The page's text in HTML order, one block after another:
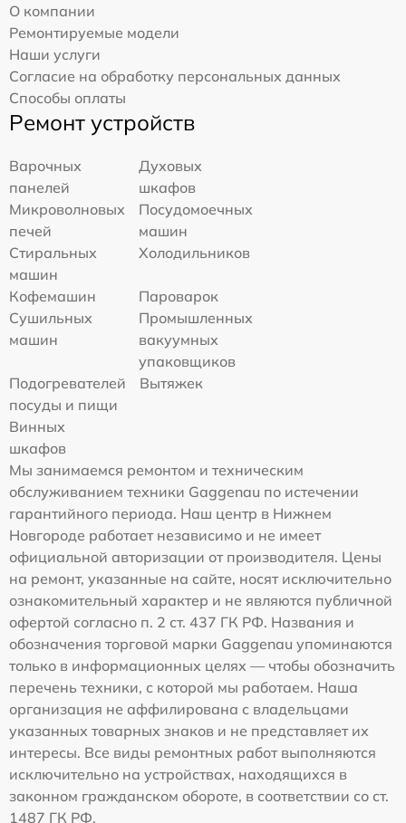
О компании
Ремонтируемые модели
Наши услуги
Согласие на обработку персональных данных
Способы оплаты
Ремонт устройств
Варочных
панелей
Духовых
шкафов
Микроволновых
печей
Посудомоечных
машин
Стиральных
машин
Холодильников
Кофемашин
Пароварок
Сушильных
машин
Промышленных
вакуумных
упаковщиков
Подогревателей
посуды и пищи
Вытяжек
Винных
шкафов
Мы занимаемся ремонтом и техническим
обслуживанием техники Gaggenau по истечении
гарантийного периода. Наш центр в Нижнем
Новгороде работает независимо и не имеет
официальной авторизации от производителя. Цены
на ремонт, указанные на сайте, носят исключительно
ознакомительный характер и не являются публичной
офертой согласно п. 2 ст. 437 ГК РФ. Названия и
обозначения торговой марки Gaggenau упоминаются
только в информационных целях — чтобы обозначить
перечень техники, с которой мы работаем. Наша
организация не аффилирована с владельцами
указанных товарных знаков и не представляет их
интересы. Все виды ремонтных работ выполняются
исключительно на устройствах, находящихся в
законном гражданском обороте, в соответствии со ст.
1487 ГК РФ.